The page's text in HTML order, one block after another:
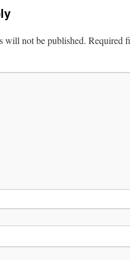
will not be published. Required